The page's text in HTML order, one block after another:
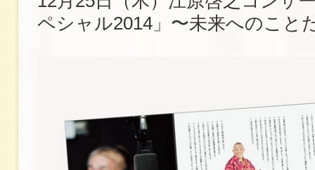
ペシャル2014」〜未来へのこと